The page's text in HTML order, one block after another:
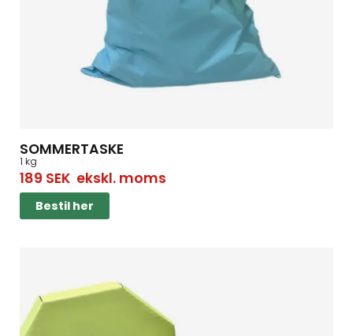
SOMMERTASKE
1 kg
189 SEKekskl. moms
Bestil her